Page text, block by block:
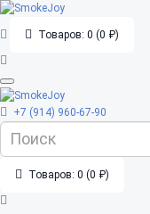
Товаров: 0 (0 ₽)
+7 (914) 960-67-90
Товаров: 0 (0 ₽)